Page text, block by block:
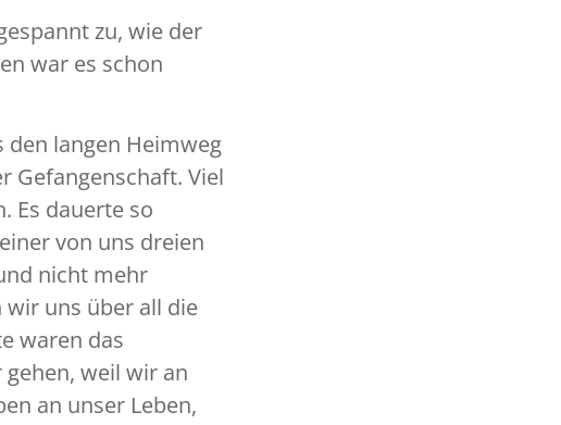
zu, wie der
war es schon
den langen Heimweg
Gefangenschaft. Viel
Es dauerte so
von uns dreien
nicht mehr
uns über all die
waren das
weil wir an
an unser Leben,